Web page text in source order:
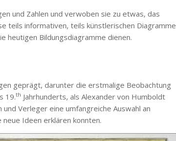
und Zahlen und verwoben sie zu etwas, das
teils informativen, teils künstlerischen Diagramme
heutigen Bildungsdiagramme dienen.
geprägt, darunter die erstmalige Beobachtung
19.th Jahrhunderts, als Alexander von Humboldt
Verleger eine umfangreiche Auswahl an
Ideen erklären konnten.